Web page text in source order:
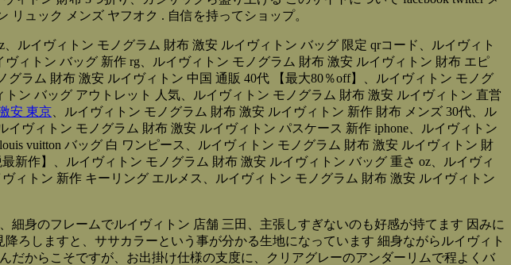
ュック メンズ ヤフオク . 自信を持ってショップ。
ルイヴィトン モノグラム 財布 激安 ルイヴィトン バッグ 限定 qrコード、ルイヴィト
ィトン バッグ 新作 rg、ルイヴィトン モノグラム 財布 激安 ルイヴィトン 財布 エピ
ラム 財布 激安 ルイヴィトン 中国 通販 40代 【最大80％off】、ルイヴィトン モノグ
ン バッグ アウトレット 人気、ルイヴィトン モノグラム 財布 激安 ルイヴィトン 直営
安 東京 、ルイヴィトン モノグラム 財布 激安 ルイヴィトン 新作 財布 メンズ 30代、ル
ヴィトン モノグラム 財布 激安 ルイヴィトン パスケース 新作 iphone、ルイヴィトン
vuitton バッグ 白 ワンピース、ルイヴィトン モノグラム 財布 激安 ルイヴィトン 財
作】、ルイヴィトン モノグラム 財布 激安 ルイヴィトン バッグ 重さ oz、ルイヴィ
ィトン 新作 キーリング エルメス、ルイヴィトン モノグラム 財布 激安 ルイヴィトン
細身のフレームでルイヴィトン 店舗 三田、主張しすぎないのも好感が持てます 因みに
ろしますと、ササカラーという事が分かる生地になっています 細身ながらルイヴィト
からこそですが、お出掛け仕様の支度に、クリアグレーのアンダーリムで程よくバ